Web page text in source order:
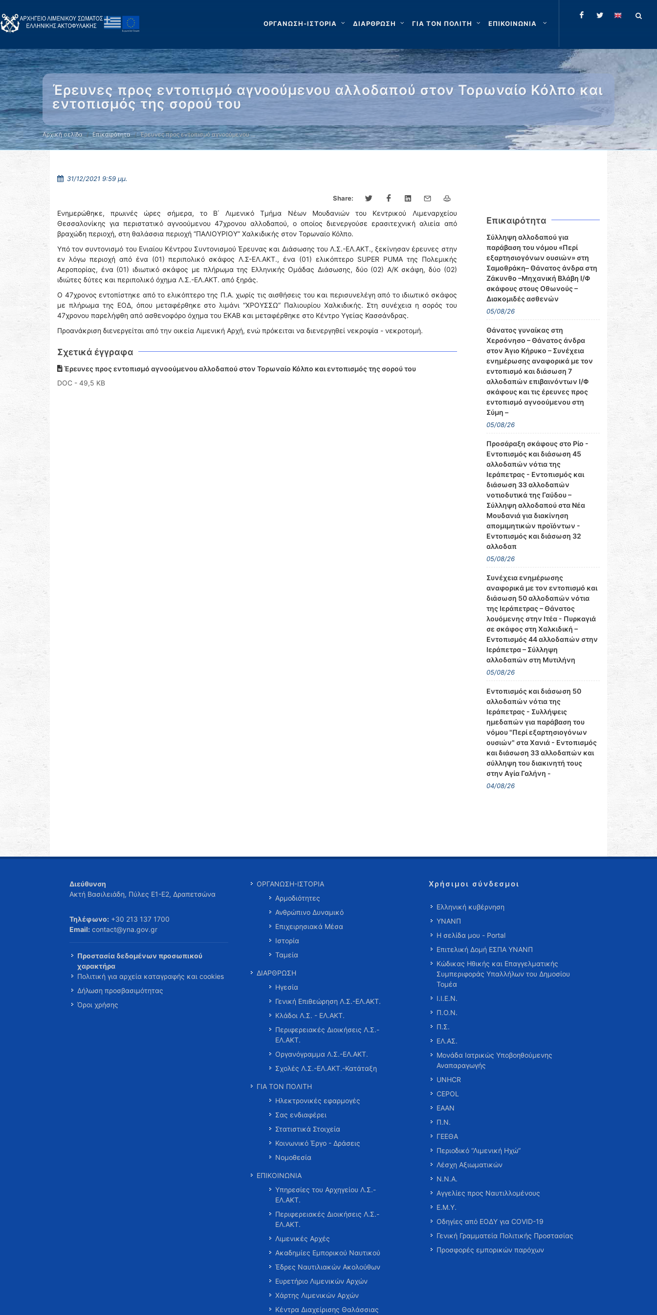
ΟΡΓΑΝΩΣΗ-ΙΣΤΟΡΙΑ ΔΙΑΡΘΡΩΣΗ ΓΙΑ ΤΟΝ ΠΟΛΙΤΗ ΕΠΙΚΟΙΝΩΝΙΑ
Έρευνες προς εντοπισμό αγνοούμενου αλλοδαπού στον Τορωναίο Κόλπο και
εντοπισμός της σορού του
Αρχική σελίδα Επικαιρότητα Έρευνες προς εντοπισμό αγνοούμενου …
31/12/2021 9:59 μμ.
Share:
Ενημερώθηκε, πρωινές ώρες σήμερα, το Β΄ Λιμενικό Τμήμα Νέων Μουδανιών του Κεντρικού Λιμεναρχείου
Θεσσαλονίκης για περιστατικό αγνοούμενου 47χρονου αλλοδαπού, ο οποίος διενεργούσε ερασιτεχνική αλιεία από
βραχώδη περιοχή, στη θαλάσσια περιοχή “ΠΑΛΙΟΥΡΙΟΥ” Χαλκιδικής στον Τορωναίο Κόλπο.
Υπό τον συντονισμό του Ενιαίου Κέντρου Συντονισμού Έρευνας και Διάσωσης του Λ.Σ.-ΕΛ.ΑΚΤ., ξεκίνησαν έρευνες στην
εν λόγω περιοχή από ένα (01) περιπολικό σκάφος Λ.Σ-ΕΛ.ΑΚΤ., ένα (01) ελικόπτερο SUPER PUMA της Πολεμικής
Αεροπορίας, ένα (01) ιδιωτικό σκάφος με πλήρωμα της Ελληνικής Ομάδας Διάσωσης, δύο (02) Α/Κ σκάφη, δύο (02)
ιδιώτες δύτες και περιπολικό όχημα Λ.Σ.-ΕΛ.ΑΚΤ. από ξηράς.
Ο 47χρονος εντοπίστηκε από το ελικόπτερο της Π.Α. χωρίς τις αισθήσεις του και περισυνελέγη από το ιδιωτικό σκάφος
με πλήρωμα της ΕΟΔ, όπου μεταφέρθηκε στο λιμάνι “ΧΡΟΥΣΣΩ” Παλιουρίου Χαλκιδικής. Στη συνέχεια η σορός του
47χρονου παρελήφθη από ασθενοφόρο όχημα του ΕΚΑΒ και μεταφέρθηκε στο Κέντρο Υγείας Κασσάνδρας.
Προανάκριση διενεργείται από την οικεία Λιμενική Αρχή, ενώ πρόκειται να διενεργηθεί νεκροψία - νεκροτομή.
Σχετικά έγγραφα
Έρευνες προς εντοπισμό αγνοούμενου αλλοδαπού στον Τορωναίο Κόλπο και εντοπισμός της σορού του
DOC - 49,5 KB
Επικαιρότητα
Σύλληψη αλλοδαπού για
παράβαση του νόμου «Περί
εξαρτησιογόνων ουσιών» στη
Σαμοθράκη– Θάνατος άνδρα στη
Ζάκυνθο –Μηχανική Βλάβη Ι/Φ
σκάφους στους Οθωνούς –
Διακομιδές ασθενών
05/08/26
Θάνατος γυναίκας στη
Χερσόνησο – Θάνατος άνδρα
στον Άγιο Κήρυκο – Συνέχεια
ενημέρωσης αναφορικά με τον
εντοπισμό και διάσωση 7
αλλοδαπών επιβαινόντων Ι/Φ
σκάφους και τις έρευνες προς
εντοπισμό αγνοούμενου στη
Σύμη –
05/08/26
Προσάραξη σκάφους στο Ρίο -
Εντοπισμός και διάσωση 45
αλλοδαπών νότια της
Ιεράπετρας - Εντοπισμός και
διάσωση 33 αλλοδαπών
νοτιοδυτικά της Γαύδου –
Σύλληψη αλλοδαπού στα Νέα
Μουδανιά για διακίνηση
απομιμητικών προϊόντων -
Εντοπισμός και διάσωση 32
αλλοδαπ
05/08/26
Συνέχεια ενημέρωσης
αναφορικά με τον εντοπισμό και
διάσωση 50 αλλοδαπών νότια
της Ιεράπετρας – Θάνατος
λουόμενης στην Ιτέα - Πυρκαγιά
σε σκάφος στη Χαλκιδική –
Εντοπισμός 44 αλλοδαπών στην
Ιεράπετρα – Σύλληψη
αλλοδαπών στη Μυτιλήνη
05/08/26
Εντοπισμός και διάσωση 50
αλλοδαπών νότια της
Ιεράπετρας - Συλλήψεις
ημεδαπών για παράβαση του
νόμου "Περί εξαρτησιογόνων
ουσιών" στα Χανιά - Εντοπισμός
και διάσωση 33 αλλοδαπών και
σύλληψη του διακινητή τους
στην Αγία Γαλήνη -
04/08/26
Διεύθυνση
Ακτή Βασιλειάδη, Πύλες Ε1-Ε2, Δραπετσώνα
Τηλέφωνο: +30 213 137 1700
Email: contact@yna.gov.gr
Προστασία δεδομένων προσωπικού
χαρακτήρα
Πολιτική για αρχεία καταγραφής και cookies
Δήλωση προσβασιμότητας
Όροι χρήσης
ΟΡΓΑΝΩΣΗ-ΙΣΤΟΡΙΑ
Αρμοδιότητες
Ανθρώπινο Δυναμικό
Επιχειρησιακά Μέσα
Ιστορία
Ταμεία
ΔΙΑΡΘΡΩΣΗ
Ηγεσία
Γενική Επιθεώρηση Λ.Σ.-ΕΛ.ΑΚΤ.
Κλάδοι Λ.Σ. - ΕΛ.ΑΚΤ.
Περιφερειακές Διοικήσεις Λ.Σ.-
ΕΛ.ΑΚΤ.
Οργανόγραμμα Λ.Σ.-ΕΛ.ΑΚΤ.
Σχολές Λ.Σ.-ΕΛ.ΑΚΤ.-Κατάταξη
ΓΙΑ ΤΟΝ ΠΟΛΙΤΗ
Ηλεκτρονικές εφαρμογές
Σας ενδιαφέρει
Στατιστικά Στοιχεία
Κοινωνικό Έργο - Δράσεις
Νομοθεσία
ΕΠΙΚΟΙΝΩΝΙΑ
Υπηρεσίες του Αρχηγείου Λ.Σ.-
ΕΛ.ΑΚΤ.
Περιφερειακές Διοικήσεις Λ.Σ.-
ΕΛ.ΑΚΤ.
Λιμενικές Αρχές
Ακαδημίες Εμπορικού Ναυτικού
Έδρες Ναυτιλιακών Ακολούθων
Ευρετήριο Λιμενικών Αρχών
Χάρτης Λιμενικών Αρχών
Κέντρα Διαχείρισης Θαλάσσιας
Χρήσιμοι σύνδεσμοι
Ελληνική κυβέρνηση
ΥΝΑΝΠ
Η σελίδα μου - Portal
Επιτελική Δομή ΕΣΠΑ ΥΝΑΝΠ
Κώδικας Ηθικής και Επαγγελματικής
Συμπεριφοράς Υπαλλήλων του Δημοσίου
Τομέα
Ι.Ι.Ε.Ν.
Π.Ο.Ν.
Π.Σ.
ΕΛ.ΑΣ.
Μονάδα Ιατρικώς Υποβοηθούμενης
Αναπαραγωγής
UNHCR
CEPOL
ΕΑΑΝ
Π.Ν.
ΓΕΕΘΑ
Περιοδικό “Λιμενική Ηχώ”
Λέσχη Αξιωματικών
Ν.Ν.Α.
Αγγελίες προς Ναυτιλλομένους
Ε.Μ.Υ.
Οδηγίες από ΕΟΔΥ για COVID-19
Γενική Γραμματεία Πολιτικής Προστασίας
Προσφορές εμπορικών παρόχων